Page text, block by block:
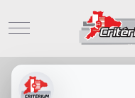
Mobile Menu Toggle